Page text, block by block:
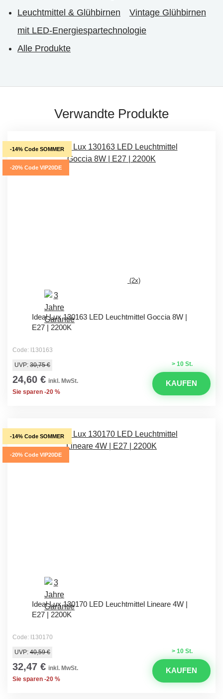
Leuchtmittel & Glühbirnen
Vintage Glühbirnen
mit LED-Energiespartechnologie
Alle Produkte
Verwandte Produkte
-14% Code SOMMER
-20% Code VIP20DE
(2x)
Ideal Lux 130163 LED Leuchtmittel Goccia 8W |
E27 | 2200K
Code: I130163
> 10 St.
UVP: 30,75 €
24,60 € inkl. MwSt.
Sie sparen -20 %
KAUFEN
-14% Code SOMMER
-20% Code VIP20DE
Ideal Lux 130170 LED Leuchtmittel Lineare 4W |
E27 | 2200K
Code: I130170
> 10 St.
UVP: 40,59 €
32,47 € inkl. MwSt.
Sie sparen -20 %
KAUFEN